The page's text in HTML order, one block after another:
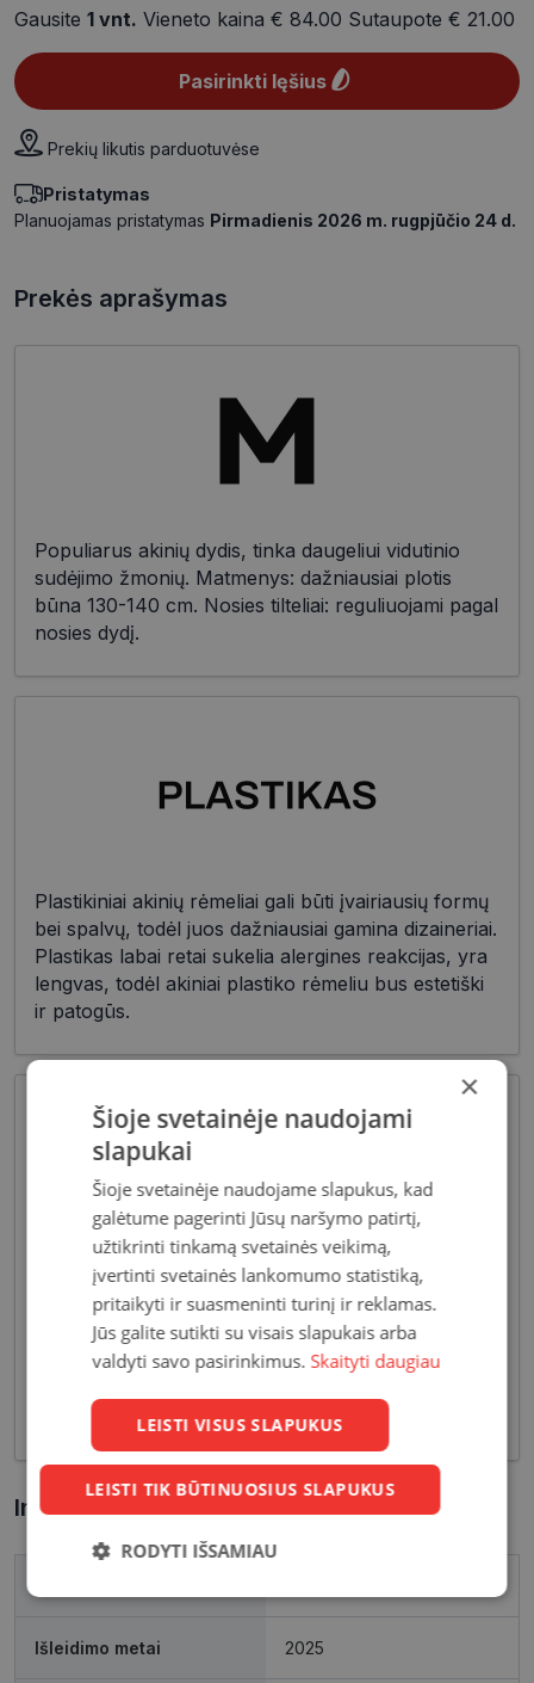
Gausite 1 vnt. Vieneto kaina € 84.00 Sutaupote € 21.00
Pasirinkti lęšius
Prekių likutis parduotuvėse
Pristatymas
Planuojamas pristatymas Pirmadienis 2026 m. rugpjūčio 24 d.
Prekės aprašymas
Populiarus akinių dydis, tinka daugeliui vidutinio
sudėjimo žmonių. Matmenys: dažniausiai plotis
būna 130-140 cm. Nosies tilteliai: reguliuojami pagal
nosies dydį.
Plastikiniai akinių rėmeliai gali būti įvairiausių formų
bei spalvų, todėl juos dažniausiai gamina dizaineriai.
Plastikas labai retai sukelia alergines reakcijas, yra
lengvas, todėl akiniai plastiko rėmeliu bus estetiški
ir patogūs.
Pagrindiniai reikalavimai, keliami vyriškiems
akiniams - patvarios medžiagos bei solidžios
vyriškos formos, derančios prie įvairių vyriškų
aprangos stilių. Dėl funkcionalumo bei puikių
kasdien, vairavimui bei sportui.
Informacija apie prekę
Išleidimo metai 2025
×
Šioje svetainėje naudojami
slapukai
Šioje svetainėje naudojame slapukus, kad
galėtume pagerinti Jūsų naršymo patirtį,
užtikrinti tinkamą svetainės veikimą,
įvertinti svetainės lankomumo statistiką,
pritaikyti ir suasmeninti turinį ir reklamas.
Jūs galite sutikti su visais slapukais arba
valdyti savo pasirinkimus. Skaityti daugiau
LEISTI VISUS SLAPUKUS
LEISTI TIK BŪTINUOSIUS SLAPUKUS
RODYTI IŠSAMIAU
Būtinieji
Statistikos
slapukai
Rinkodaros
slapukai